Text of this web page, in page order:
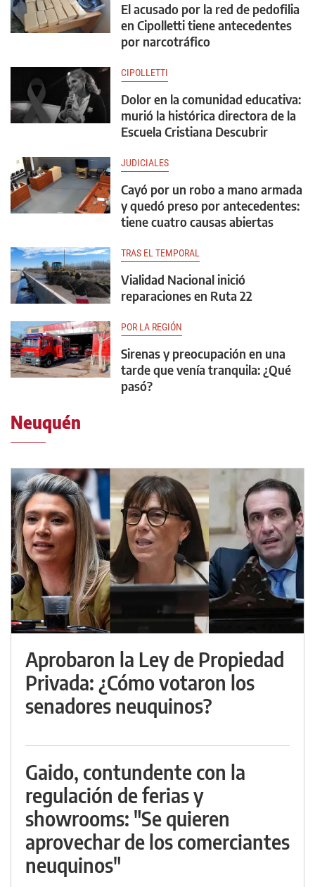
El acusado por la red de pedofilia
en Cipolletti tiene antecedentes
por narcotráfico
CIPOLLETTI
Dolor en la comunidad educativa:
murió la histórica directora de la
Escuela Cristiana Descubrir
JUDICIALES
Cayó por un robo a mano armada
y quedó preso por antecedentes:
tiene cuatro causas abiertas
TRAS EL TEMPORAL
Vialidad Nacional inició
reparaciones en Ruta 22
POR LA REGIÓN
Sirenas y preocupación en una
tarde que venía tranquila: ¿Qué
pasó?
Neuquén
Aprobaron la Ley de Propiedad
Privada: ¿Cómo votaron los
senadores neuquinos?
Gaido, contundente con la
regulación de ferias y
showrooms: "Se quieren
aprovechar de los comerciantes
neuquinos"